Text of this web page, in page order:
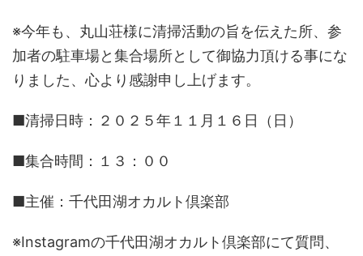
※今年も、丸山荘様に清掃活動の旨を伝えた所、参
加者の駐車場と集合場所として御協力頂ける事にな
りました、心より感謝申し上げます。
■清掃日時：２０２５年１１月１６日（日）
■集合時間：１３：００
■主催：千代田湖オカルト倶楽部
※Instagramの千代田湖オカルト倶楽部にて質問、